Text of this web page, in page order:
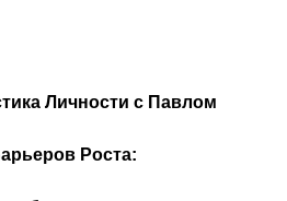
Личности с Павлом
Роста: